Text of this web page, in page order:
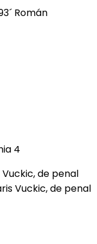
Román
4
Vuckic, de penal
Vuckic, de penal